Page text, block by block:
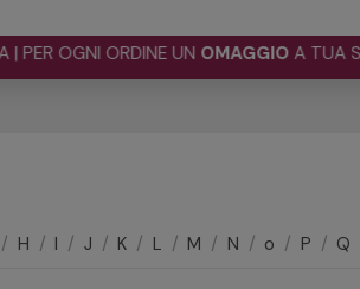
ORDINE UNOMAGGIOA TUA SCELTA
/ H / I / J / K / L / M / N / o / P / Q